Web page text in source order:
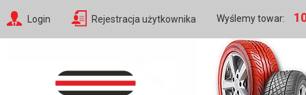
Login Rejestracja użytkownika Wyślemy towar: